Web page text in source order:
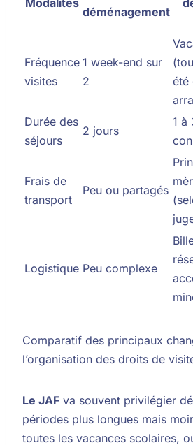
déménagement
Fréquence
visites
1 week-end sur
2
été
Durée des
séjours
2 jours
1 à
Frais de
transport
Peu ou partagés
Logistique Peu complexe
Comparatif des principaux
l’organisation des droits de
Le JAF va souvent privilégier
périodes plus longues mais
toutes les vacances scolaires,